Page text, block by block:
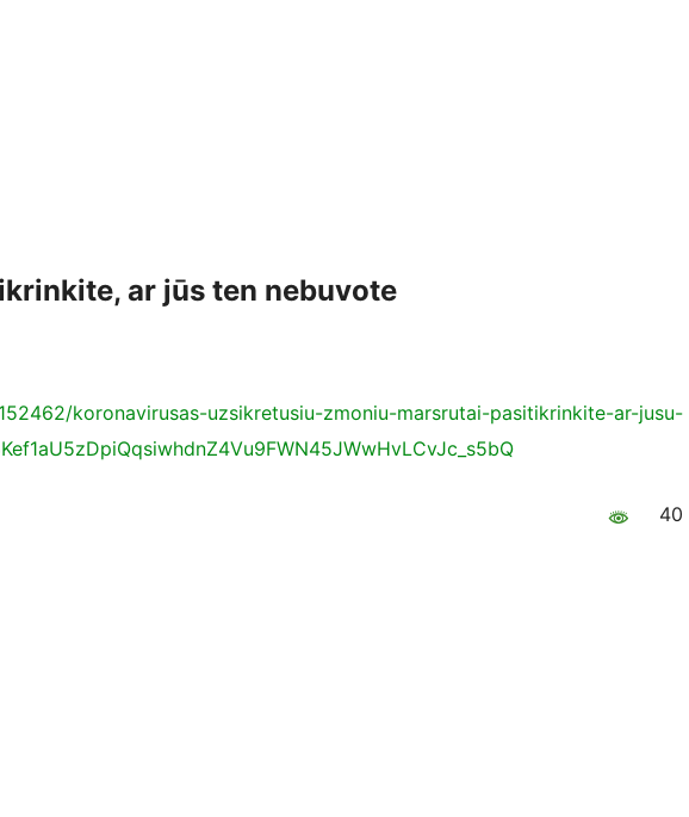
ar jūs ten nebuvote
koronavirusas-uzsikretusiu-zmoniu-marsrutai-pasitikrinkite-ar-jusu-
40